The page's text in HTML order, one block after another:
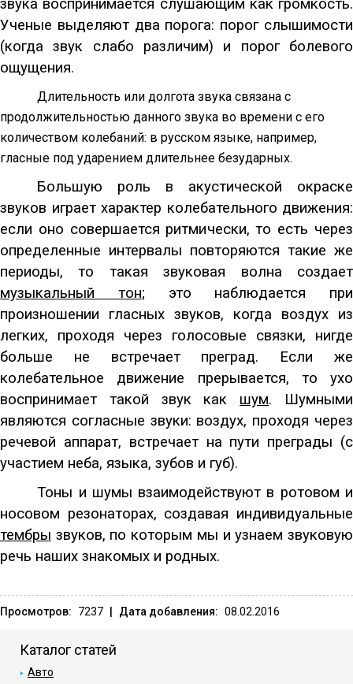
звука воспринимается слушающим как громкость.
Ученые выделяют два порога: порог слышимости
(когда звук слабо различим) и порог болевого
ощущения.
Длительность или долгота звука связана с
продолжительностью данного звука во времени с его
количеством колебаний: в русском языке, например,
гласные под ударением длительнее безударных.
Большую роль в акустической окраске
звуков играет характер колебательного движения:
если оно совершается ритмически, то есть через
определенные интервалы повторяются такие же
периоды, то такая звуковая волна создает
музыкальный тон; это наблюдается при
произношении гласных звуков, когда воздух из
легких, проходя через голосовые связки, нигде
больше не встречает преград. Если же
колебательное движение прерывается, то ухо
воспринимает такой звук как шум. Шумными
являются согласные звуки: воздух, проходя через
речевой аппарат, встречает на пути преграды (с
участием неба, языка, зубов и губ).
Тоны и шумы взаимодействуют в ротовом и
носовом резонаторах, создавая индивидуальные
тембры звуков, по которым мы и узнаем звуковую
речь наших знакомых и родных.
Просмотров: 7237 Дата добавления: 08.02.2016
Каталог статей
Авто